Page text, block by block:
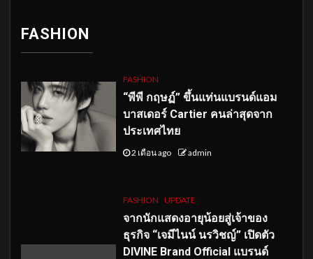
FASHION
FASHION
“พีพี กฤษฏ์” ขึ้นแท่นแบรนด์แอม
บาสเดอร์ Cartier คนล่าสุดจาก
ประเทศไทย
2 เดือน ago admin
FASHION UPDATE
จากนักแสดงอายุน้อยสู่เจ้าของ
ธุรกิจ “เจมีไนน์ นรวิชญ์” เปิดตัว
DIVINE Brand Official แบรนด์